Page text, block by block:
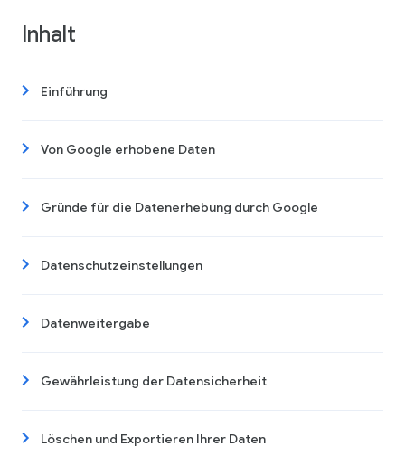
Inhalt
Einführung
Von Google erhobene Daten
Gründe für die Datenerhebung durch Google
Datenschutzeinstellungen
Datenweitergabe
Gewährleistung der Datensicherheit
Löschen und Exportieren Ihrer Daten